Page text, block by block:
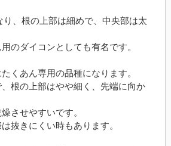
り、根の上部は細めで、中央部は太
のダイコンとしても有名です。
くあん専用の品種になります。
根の上部はやや細く、先端に向か
させやすいです。
抜きにくい時もあります。